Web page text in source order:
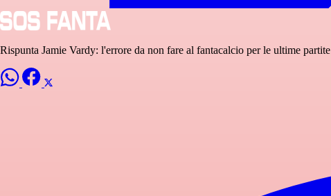
Rispunta Jamie Vardy: l'errore da non fare al fantacalcio per le ultime partite